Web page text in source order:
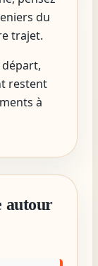
du
trajet.
restent
à
autour